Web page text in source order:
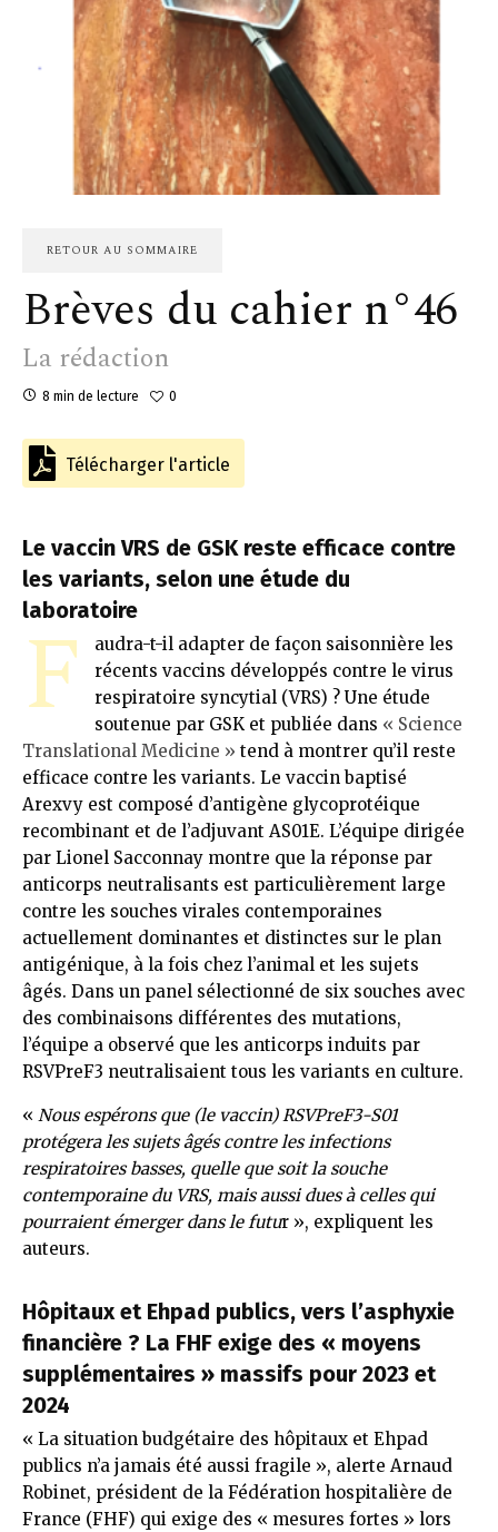
RETOUR AU SOMMAIRE
Brèves du cahier n°46
La rédaction
8 min de lecture 0
Télécharger l'article
Le vaccin VRS de GSK reste efficace contre
les variants, selon une étude du
laboratoire
F
audra-t-il adapter de façon saisonnière les
récents vaccins développés contre le virus
respiratoire syncytial (VRS) ? Une étude
soutenue par GSK et publiée dans « Science
Translational Medicine » tend à montrer qu’il reste
efficace contre les variants. Le vaccin baptisé
Arexvy est composé d’antigène glycoprotéique
recombinant et de l’adjuvant AS01E. L’équipe dirigée
par Lionel Sacconnay montre que la réponse par
anticorps neutralisants est particulièrement large
contre les souches virales contemporaines
actuellement dominantes et distinctes sur le plan
antigénique, à la fois chez l’animal et les sujets
âgés. Dans un panel sélectionné de six souches avec
des combinaisons différentes des mutations,
l’équipe a observé que les anticorps induits par
RSVPreF3 neutralisaient tous les variants en culture.
« Nous espérons que (le vaccin) RSVPreF3-S01
protégera les sujets âgés contre les infections
respiratoires basses, quelle que soit la souche
contemporaine du VRS, mais aussi dues à celles qui
pourraient émerger dans le futur », expliquent les
auteurs.
Hôpitaux et Ehpad publics, vers l’asphyxie
financière ? La FHF exige des « moyens
supplémentaires » massifs pour 2023 et
2024
« La situation budgétaire des hôpitaux et Ehpad
publics n’a jamais été aussi fragile », alerte Arnaud
Robinet, président de la Fédération hospitalière de
France (FHF) qui exige des « mesures fortes » lors